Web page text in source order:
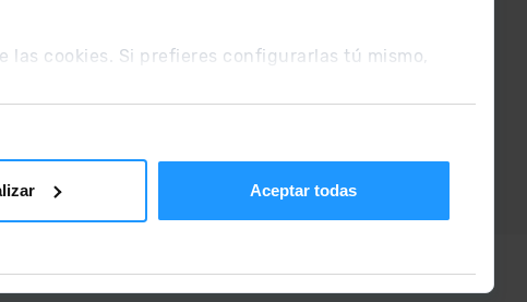
cookies. Si prefieres configurarlas tú mismo,
Aceptar todas